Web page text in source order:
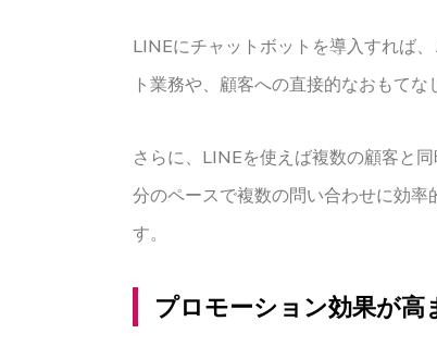
LINEにチャットボットを導入すれば
ト業務や、顧客への直接的なおもてな
さらに、LINEを使えば複数の顧客と
分のペースで複数の問い合わせに効
す。
プロモーション効果が高